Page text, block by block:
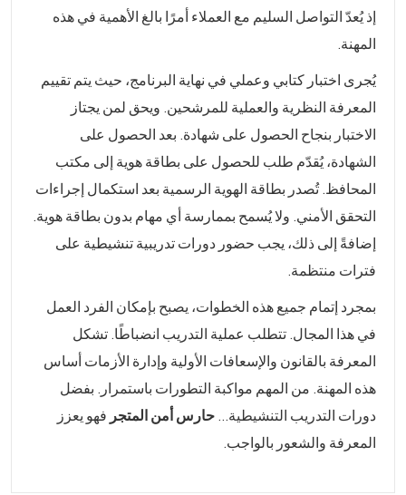
إذ يُعدّ التواصل السليم مع العملاء أمرًا بالغ الأهمية في هذه
المهنة.
يُجرى اختبار كتابي وعملي في نهاية البرنامج، حيث يتم تقييم
المعرفة النظرية والعملية للمرشحين. ويحق لمن يجتاز
الاختبار بنجاح الحصول على شهادة. بعد الحصول على
الشهادة، يُقدّم طلب للحصول على بطاقة هوية إلى مكتب
المحافظ. تُصدر بطاقة الهوية الرسمية بعد استكمال إجراءات
التحقق الأمني. ولا يُسمح بممارسة أي مهام بدون بطاقة هوية.
إضافةً إلى ذلك، يجب حضور دورات تدريبية تنشيطية على
فترات منتظمة.
بمجرد إتمام جميع هذه الخطوات، يصبح بإمكان الفرد العمل
في هذا المجال. تتطلب عملية التدريب انضباطًا. تشكل
المعرفة بالقانون والإسعافات الأولية وإدارة الأزمات أساس
هذه المهنة. من المهم مواكبة التطورات باستمرار. بفضل
دورات التدريب التنشيطية...حارس أمن المتجر فهو يعزز
المعرفة والشعور بالواجب.